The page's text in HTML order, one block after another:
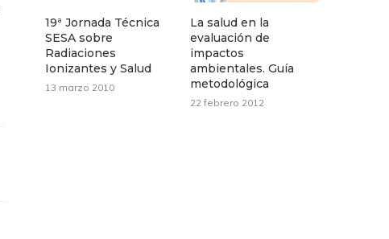
19ª Jornada Técnica
SESA sobre
Radiaciones
Ionizantes y Salud
13 marzo 2010
La salud en la
evaluación de
impactos
ambientales. Guía
metodológica
22 febrero 2012